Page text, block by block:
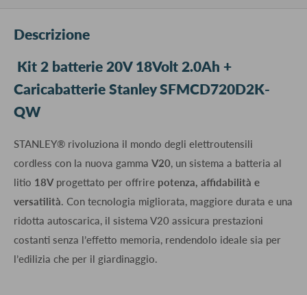
Descrizione
Kit 2 batterie 20V 18Volt 2.0Ah +
Caricabatterie Stanley SFMCD720D2K-
QW
STANLEY® rivoluziona il mondo degli elettroutensili
cordless con la nuova gamma V20, un sistema a batteria al
litio 18Vprogettato per offrire potenza, affidabilità e
versatilità. Con tecnologia migliorata, maggiore durata e una
ridotta autoscarica, il sistema V20 assicura prestazioni
costanti senza l’effetto memoria, rendendolo ideale sia per
l’edilizia che per il giardinaggio.